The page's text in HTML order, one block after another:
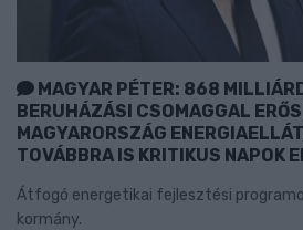
MAGYAR PÉTER: 868
BERUHÁZÁSI CSOMAGGAL
MAGYARORSZÁG
TOVÁBBRA IS KRITIKUS NAPOK
Átfogó energetikai fejlesztési
kormány.